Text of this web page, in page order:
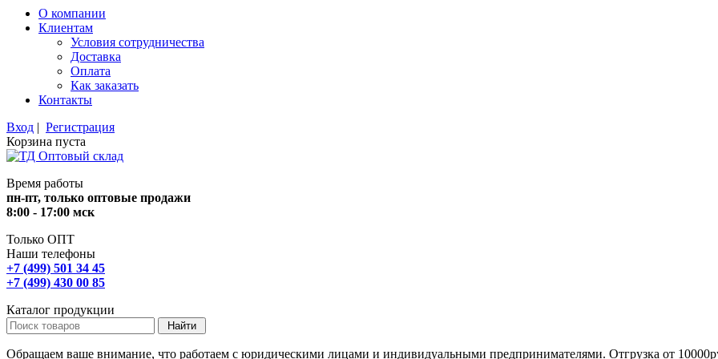
О компании
Клиентам
Условия сотрудничества
Доставка
Оплата
Как заказать
Контакты
Вход | Регистрация
Корзина пуста
Время работы
пн-пт, только оптовые продажи
8:00 - 17:00 мск
Только ОПТ
Наши телефоны
+7 (499) 501 34 45
+7 (499) 430 00 85
Каталог продукции
Обращаем ваше внимание, что работаем с юридическими лицами и индивидуальными предпринимателями. Отгрузка от